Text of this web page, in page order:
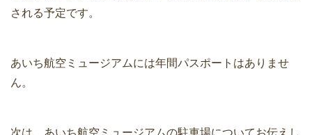
される予定です。
あいち航空ミュージアムには年間パスポートはありませ
ん。
次は、あいち航空ミュージアムの駐車場についてお伝えし